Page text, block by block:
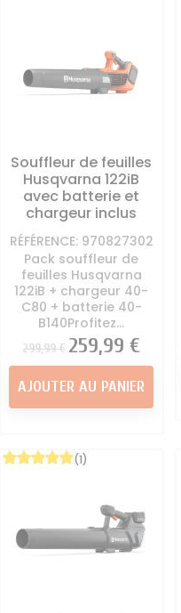
Lame Tracteur Tondeuse
Palier - Support lame
Autoportée
Vis de lame Tracteur
tondeuse
Souffleur de feuilles
Husqvarna 122iB
avec batterie et
chargeur inclus
RÉFÉRENCE: 970827302
Pack souffleur de
feuilles Husqvarna
122iB + chargeur 40-
C80 + batterie 40-
B140Profitez...
Prix
299,99 € Prix
259,99 €
AJOUTER AU PANIER
(1)